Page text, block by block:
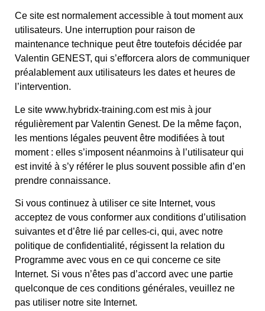
Ce site est normalement accessible à tout moment aux
utilisateurs. Une interruption pour raison de
maintenance technique peut être toutefois décidée par
Valentin GENEST, qui s’efforcera alors de communiquer
préalablement aux utilisateurs les dates et heures de
l’intervention.
Le site www.hybridx-training.com est mis à jour
régulièrement par Valentin Genest. De la même façon,
les mentions légales peuvent être modifiées à tout
moment : elles s’imposent néanmoins à l’utilisateur qui
est invité à s’y référer le plus souvent possible afin d’en
prendre connaissance.
Si vous continuez à utiliser ce site Internet, vous
acceptez de vous conformer aux conditions d’utilisation
suivantes et d’être lié par celles-ci, qui, avec notre
politique de confidentialité, régissent la relation du
Programme avec vous en ce qui concerne ce site
Internet. Si vous n’êtes pas d’accord avec une partie
quelconque de ces conditions générales, veuillez ne
pas utiliser notre site Internet.